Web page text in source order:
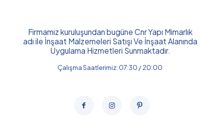
Firmamız kuruluşundan bugüne Cnr Yapı Mimarlık
adı ile İnşaat Malzemeleri Satışı Ve İnşaat Alanında
Uygulama Hizmetleri Sunmaktadır.
Çalışma Saatlerimiz: 07:30 / 20:00